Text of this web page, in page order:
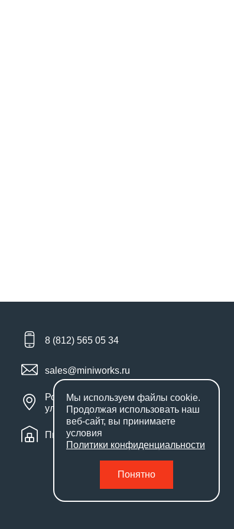
8 (812) 565 05 34
sales@miniworks.ru
Россия, Санкт-Петербург,
улица Маршала Новикова, 28Е
Пн – Пт: с 9:00 до 18:00
Мы используем файлы cookie.
Продолжая использовать наш
веб-сайт, вы принимаете
условия
Политики конфиденциальности
Понятно